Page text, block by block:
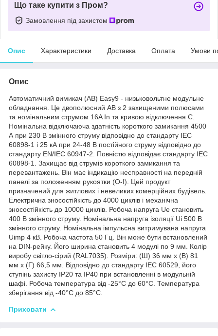
Що таке купити з Пром?
Замовлення під захистом
Опис Характеристики Доставка Оплата Умови
Опис
Автоматичний вимикач (АВ) Easy9 - низьковольтне модульне
обладнання. Це двополюсний АВ з 2 захищеними полюсами
та номінальним струмом 16A In та кривою відключення C.
Номінальна відключаюча здатність короткого замикання 4500
А при 230 В змінного струму відповідно до стандарту IEC
60898-1 і 25 кА при 24-48 В постійного струму відповідно до
стандарту EN/IEC 60947-2. Повністю відповідає стандарту IEC
60898-1. Захищає від струмів короткого замикання та
перевантажень. Він має індикацію несправності на передній
панелі за положенням рукоятки (O-I). Цей продукт
призначений для житлових і невеликих комерційних будівель.
Електрична зносостійкість до 4000 циклів і механічна
зносостійкість до 10000 циклів. Робоча напруга Ue становить
400 В змінного струму. Номінальна напруга ізоляції Ui 500 В
змінного струму. Номінальна імпульсна витримувана напруга
Uimp 4 кВ. Робоча частота 50 Гц. Він може бути встановлений
на DIN-рейку. Його ширина становить 4 модулі по 9 мм. Колір
виробу світло-сірий (RAL7035). Розміри: (Ш) 36 мм x (В) 81
мм x (Г) 66,5 мм. Відповідно до стандарту IEC 60529, його
ступінь захисту IP20 та IP40 при встановленні в модульній
шафі. Робоча температура від -25°C до 60°C. Температура
зберігання від -40°C до 85°C.
Приховати